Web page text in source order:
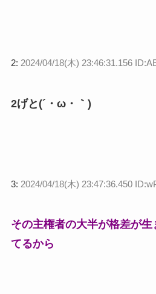
2: 2024/04/18(木) 23:46:31.156
2げと(´・ω・｀)
3: 2024/04/18(木) 23:47:36.450
その主権者の大半が格差が
てるから